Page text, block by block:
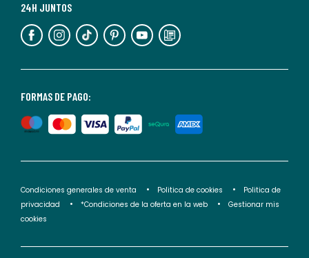
información,
puedes
nuestra
de
privacidad</2>.
FORMAS DE PAGO:
24H JUNTOS
Condiciones generales de venta Politica de cookies
Politica de
privacidad
*Condiciones de la oferta en la web
Gestionar mis
cookies